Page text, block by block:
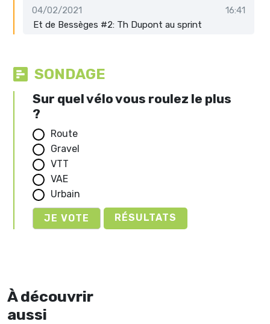
04/02/2021
16:41
Et de Bessèges #2: Th Dupont au sprint
SONDAGE
Sur quel vélo vous roulez le plus
?
Route
Gravel
VTT
VAE
Urbain
RÉSULTATS
À découvrir
aussi